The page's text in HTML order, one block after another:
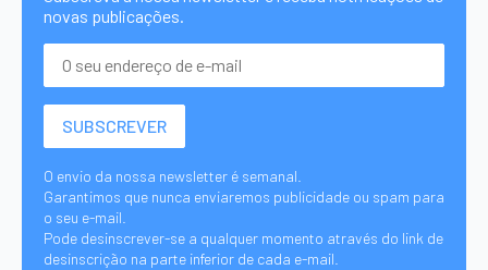
novas publicações.
O envio da nossa newsletter é semanal.
Garantimos que nunca enviaremos publicidade ou spam para
o seu e-mail.
Pode desinscrever-se a qualquer momento através do link de
desinscrição na parte inferior de cada e-mail.